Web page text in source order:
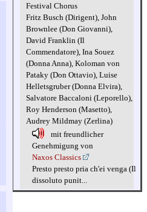
Festival Chorus
Fritz Busch (Dirigent), John
Brownlee (Don Giovanni),
David Franklin (Il
Commendatore), Ina Souez
(Donna Anna), Koloman von
Pataky (Don Ottavio), Luise
Helletsgruber (Donna Elvira),
Salvatore Baccaloni (Leporello),
Roy Henderson (Masetto),
Audrey Mildmay (Zerlina)
mit freundlicher
Genehmigung von
Naxos Classics
Presto presto pria ch'ei venga (Il
dissoluto punit...